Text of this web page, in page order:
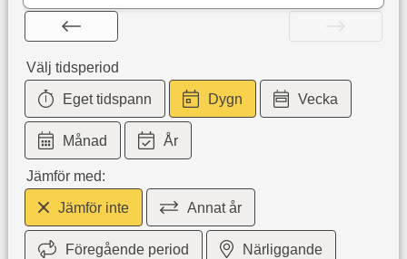
Välj tidsperiod
Eget tidspann Dygn Vecka
Månad År
Jämför med:
Jämför inte Annat år
Föregående period Närliggande